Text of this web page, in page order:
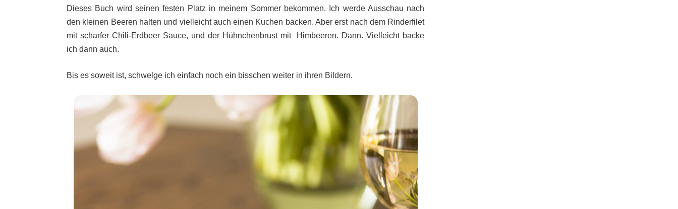
Dieses Buch wird seinen festen Platz in meinem Sommer bekommen. Ich werde Ausschau nach
den kleinen Beeren halten und vielleicht auch einen Kuchen backen. Aber erst nach dem Rinderfilet
mit scharfer Chili-Erdbeer Sauce, und der Hühnchenbrust mit Himbeeren. Dann. Vielleicht backe
ich dann auch.
Bis es soweit ist, schwelge ich einfach noch ein bisschen weiter in ihren Bildern.